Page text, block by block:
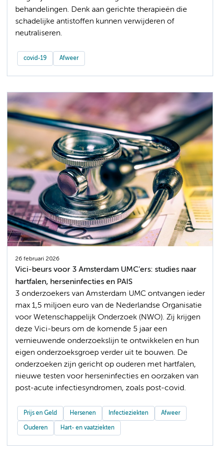
behandelingen. Denk aan gerichte therapieën die
schadelijke antistoffen kunnen verwijderen of
neutraliseren.
covid-19 Afweer
26 februari 2026
Vici-beurs voor 3 Amsterdam UMC’ers: studies naar
hartfalen, herseninfecties en PAIS
3 onderzoekers van Amsterdam UMC ontvangen ieder
max 1,5 miljoen euro van de Nederlandse Organisatie
voor Wetenschappelijk Onderzoek (NWO). Zij krijgen
deze Vici-beurs om de komende 5 jaar een
vernieuwende onderzoekslijn te ontwikkelen en hun
eigen onderzoeksgroep verder uit te bouwen. De
onderzoeken zijn gericht op ouderen met hartfalen,
nieuwe testen voor herseninfecties en oorzaken van
post-acute infectiesyndromen, zoals post-covid.
Prijs en Geld Hersenen Infectieziekten Afweer
Ouderen Hart- en vaatziekten